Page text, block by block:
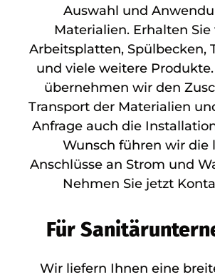
Auswahl und
Materialien. Erhalten Sie
Arbeitsplatten, Spülbecken,
und viele weitere
übernehmen wir den
Transport der Materialien
Anfrage auch die
Wunsch führen wir die
Anschlüsse an Strom und
Nehmen Sie jetzt
Für
Wir liefern Ihnen eine